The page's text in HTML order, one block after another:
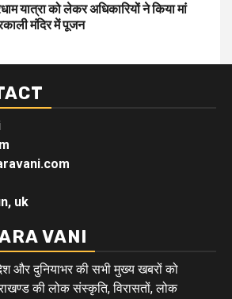
यात्रा को लेकर अधिकारियों ने किया मां
मंदिर में पूजन
uk
VANI
और दुनियाभर की सभी मुख्य खबरों को
की लोक संस्कृति, विरासतों, लोक